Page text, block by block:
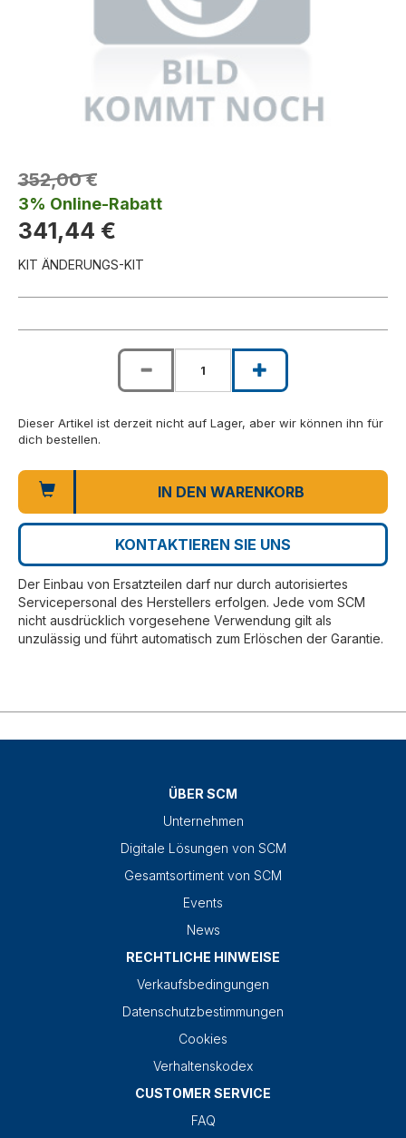
352,00 €
3% Online-Rabatt
341,44 €
KIT ÄNDERUNGS-KIT
Dieser Artikel ist derzeit nicht auf Lager, aber wir können ihn für
dich bestellen.
IN DEN WARENKORB
KONTAKTIEREN SIE UNS
Der Einbau von Ersatzteilen darf nur durch autorisiertes
Servicepersonal des Herstellers erfolgen. Jede vom SCM
nicht ausdrücklich vorgesehene Verwendung gilt als
unzulässig und führt automatisch zum Erlöschen der Garantie.
ÜBER SCM
Unternehmen
Digitale Lösungen von SCM
Gesamtsortiment von SCM
Events
News
RECHTLICHE HINWEISE
Verkaufsbedingungen
Datenschutzbestimmungen
Cookies
Verhaltenskodex
CUSTOMER SERVICE
FAQ